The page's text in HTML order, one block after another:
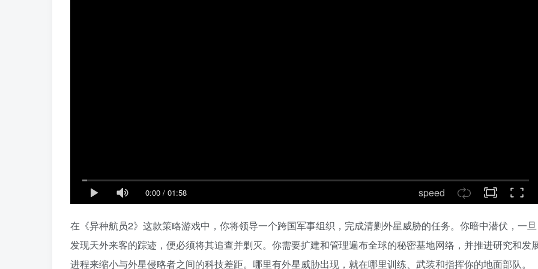
0:00 / 01:58 speed
在《异种航员2》这款策略游戏中，你将领导一个跨国军事组织，完成清剿外星威胁的任务。你暗中潜伏，一旦
发现天外来客的踪迹，便必须将其追查并剿灭。你需要扩建和管理遍布全球的秘密基地网络，并推进研究和发
进程来缩小与外星侵略者之间的科技差距。哪里有外星威胁出现，就在哪里训练、武装和指挥你的地面部队。